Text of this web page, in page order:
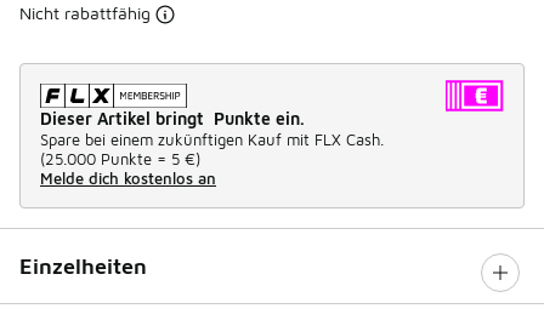
Nicht rabattfähig
Dieser Artikel bringt Punkte ein.
Spare bei einem zukünftigen Kauf mit FLX Cash.
(25.000 Punkte = 5 €)
Melde dich kostenlos an
Einzelheiten